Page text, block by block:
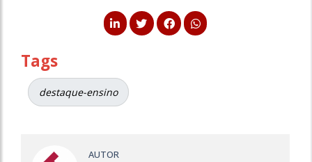
Tags
destaque-ensino
AUTOR